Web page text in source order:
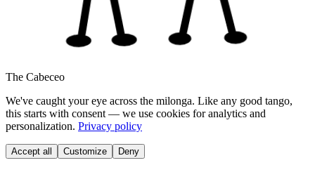
The Cabeceo
We've caught your eye across the milonga. Like any good tango,
this starts with consent — we use cookies for analytics and
personalization. Privacy policy
Accept all Customize Deny